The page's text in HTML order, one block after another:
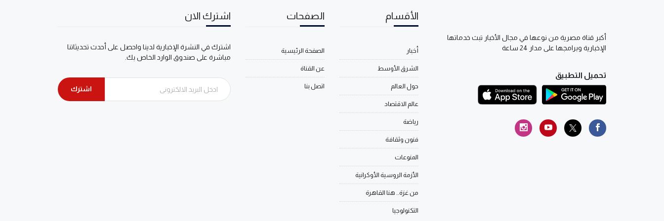
أكبر قناة مصرية من نوعها في مجال الأخبار تبث خدماتها
الإخبارية وبرامجها على مدار 24 ساعة
تحميل التطبيق
الأقسام
أخبار
الشرق الأوسط
حول العالم
عالم الاقتصاد
رياضة
فنون وثقافة
المنوعات
الأزمة الروسية الأوكرانية
من غزة.. هنا القاهرة
التكنولوجيا
الصفحات
الصفحة الرئيسية
عن القناة
اتصل بنا
اشترك الان
اشترك في النشرة الإخبارية لدينا واحصل على أحدث تحديثاتنا
مباشرة على صندوق الوارد الخاص بك.
اشترك